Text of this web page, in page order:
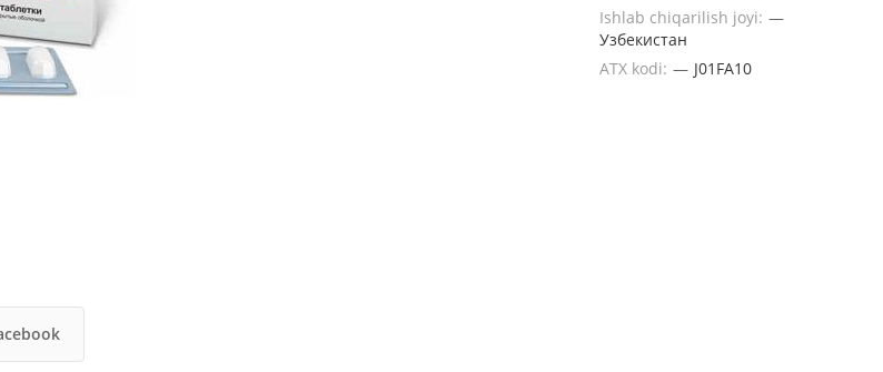
Ishlab chiqarilish joyi: —
Узбекистан
ATX kodi: — J01FA10